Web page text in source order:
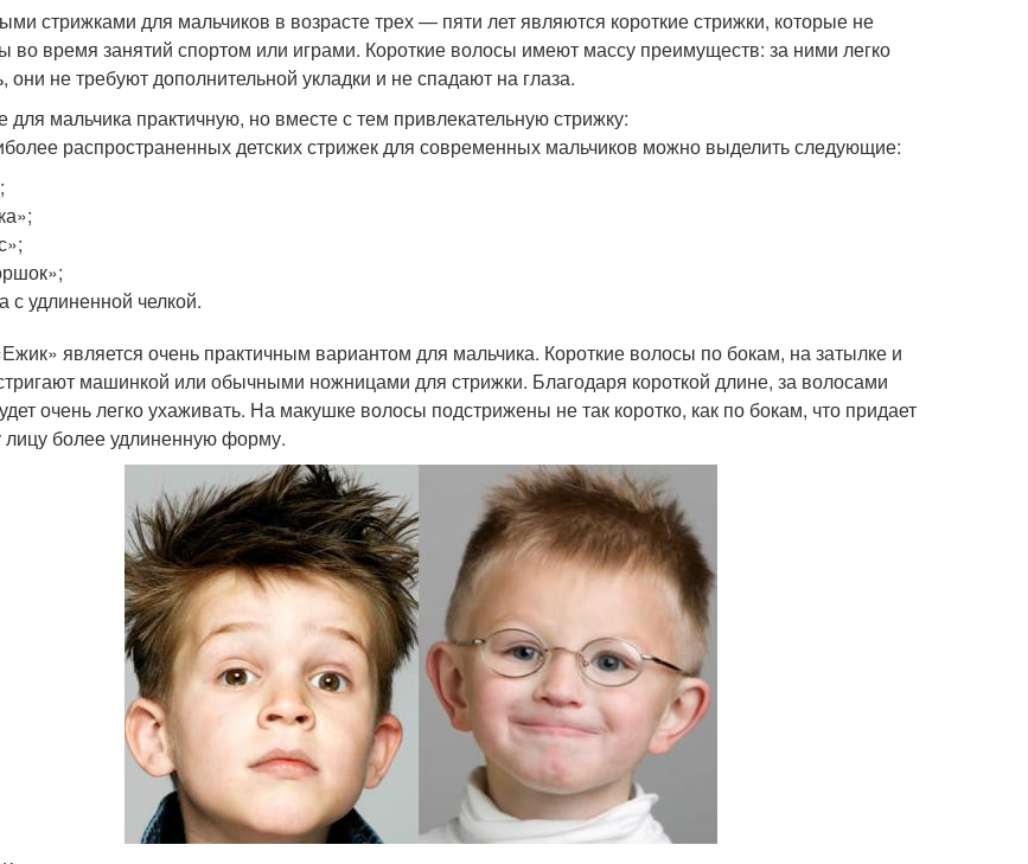
стрижками для мальчиков в возрасте трех — пяти лет являются короткие стрижки, которые не
во время занятий спортом или играми. Короткие волосы имеют массу преимуществ: за ними легко
они не требуют дополнительной укладки и не спадают на глаза.
для мальчика практичную, но вместе с тем привлекательную стрижку:
распространенных детских стрижек для современных мальчиков можно выделить следующие:
с удлиненной челкой.
является очень практичным вариантом для мальчика. Короткие волосы по бокам, на затылке и
машинкой или обычными ножницами для стрижки. Благодаря короткой длине, за волосами
очень легко ухаживать. На макушке волосы подстрижены не так коротко, как по бокам, что придает
лицу более удлиненную форму.